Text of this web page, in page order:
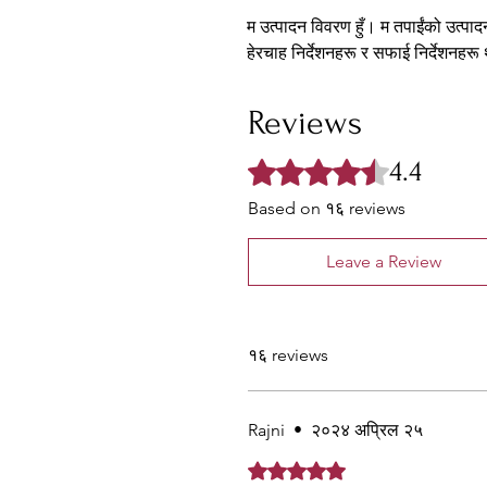
म उत्पादन विवरण हुँ। म तपाईंको
हेरचाह निर्देशनहरू र सफाई निर्देशनहरू
Reviews
Rated ४.४ out of 5 stars.
4.4
Based on १६ reviews
Leave a Review
१६ reviews
Rajni • २०२४ अप्रिल २५
Rated ५ out of 5 stars.